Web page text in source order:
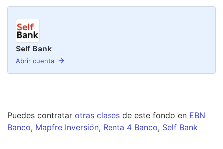
Self Bank
Abrir cuenta
Puedes contratar otras clases de este fondo en EBN
Banco, Mapfre Inversión, Renta 4 Banco, Self Bank